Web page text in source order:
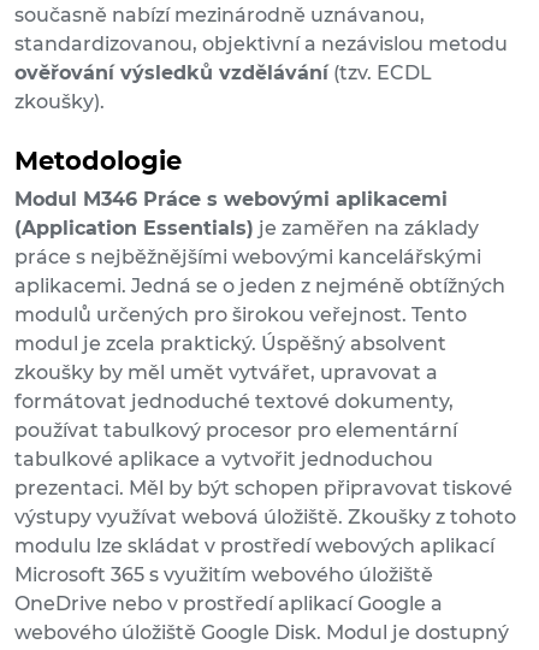
současně nabízí mezinárodně uznávanou,
standardizovanou, objektivní a nezávislou metodu
ověřování výsledků vzdělávání (tzv. ECDL
zkoušky).
Metodologie
Modul M346 Práce s webovými aplikacemi
(Application Essentials) je zaměřen na základy
práce s nejběžnějšími webovými kancelářskými
aplikacemi. Jedná se o jeden z nejméně obtížných
modulů určených pro širokou veřejnost. Tento
modul je zcela praktický. Úspěšný absolvent
zkoušky by měl umět vytvářet, upravovat a
formátovat jednoduché textové dokumenty,
používat tabulkový procesor pro elementární
tabulkové aplikace a vytvořit jednoduchou
prezentaci. Měl by být schopen připravovat tiskové
výstupy využívat webová úložiště. Zkoušky z tohoto
modulu lze skládat v prostředí webových aplikací
Microsoft 365 s využitím webového úložiště
OneDrive nebo v prostředí aplikací Google a
webového úložiště Google Disk. Modul je dostupný